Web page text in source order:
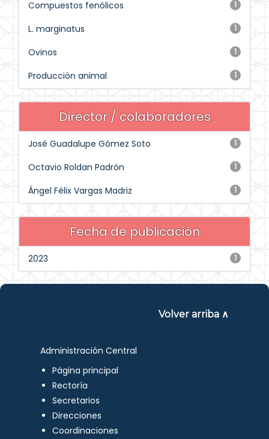
1
Compuestos fenólicos
1
L. marginatus
1
Ovinos
1
Producción animal
Director / colaboradores
1
José Guadalupe Gómez Soto
1
Octavio Roldan Padrón
1
Ángel Félix Vargas Madriz
Fecha de publicación
1
2023
Volver arriba ∧
Administración Central
Página principal
Rectoría
Secretarios
Direcciones
Coordinaciones